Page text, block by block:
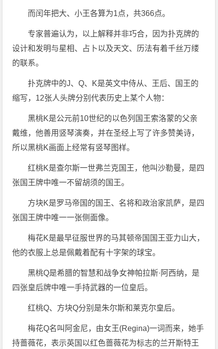
而闰年把大、小王各算为1点，共366点。
专家普遍认为，以上解释并非巧合，因为扑克牌的
设计和发明与星相、占卜以及天文、历法有着千丝万缕
的联系。
扑克牌中的J、Q、K是英文中侍从、王后、国王的
缩写，12张人头牌分别代表历史上某个人物：
黑桃K是公元前10世纪的以色列国王索洛蒙的父亲
戴维，他善用竖琴演奏，并在圣经上写了许多赞美诗，
所以黑桃K画面上经常有竖琴图样。
红桃K是查尔斯一世弗兰克国王，他叫沙勒曼，是四
张国王牌中唯一不留胡须的国王。
方块K是罗马帝国的国王、名将和政治家凯萨，是四
张国王牌中唯一一张侧面像。
梅花K是最早征服世界的马其顿帝国国王亚力山大，
他的衣服上总是佩戴着配有十字架的球宝。
黑桃Q是希腊的智慧和战争女神帕拉斯·阿西纳，是
四张皇后牌中唯一手持武器的一位皇后。
红桃Q、方块Q分别是朱尔斯和莱克尔皇后。
梅花Q名叫阿金尼，由女王(Regina)一词而来，她手
持蔷薇花，表示英国以红色蔷薇花为标志的兰开斯特王